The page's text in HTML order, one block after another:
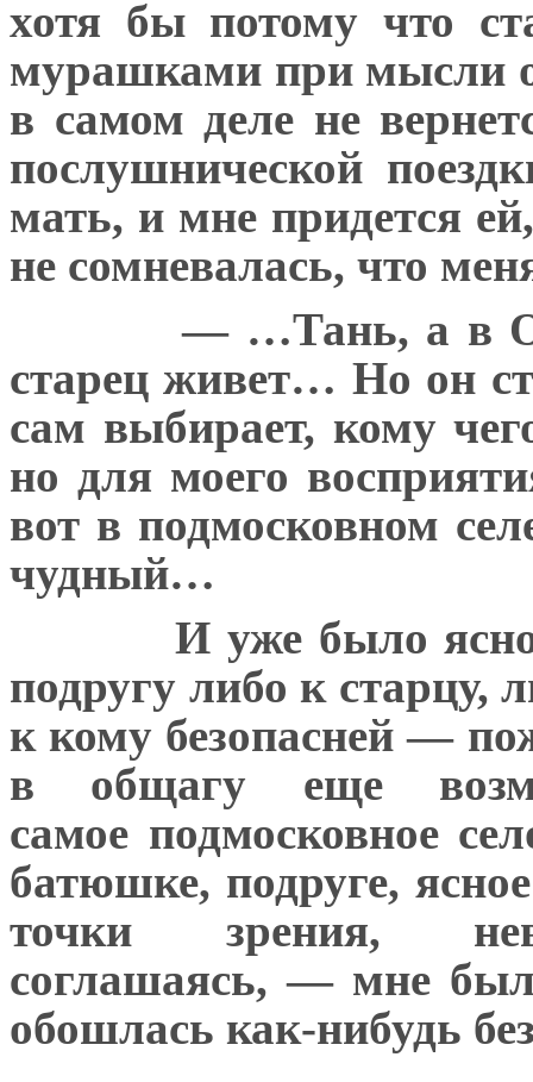
хотя бы потому что
мурашками при мысли
в самом деле не
послушнической
мать, и мне придется
не сомневалась, что
— …Тань, а в
старец живет… Но он
сам выбирает, кому
но для моего
вот в подмосковном
чудный…
И уже было
подругу либо к
к кому безопасней —
в общагу еще
самое подмосковное
батюшке, подруге,
точки зрения,
соглашаясь, — мне
обошлась как-нибудь